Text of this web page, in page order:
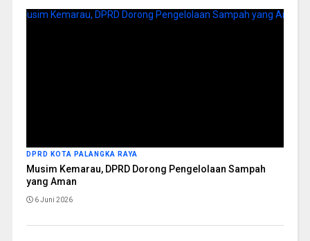
DPRD KOTA PALANGKA RAYA
Musim Kemarau, DPRD Dorong Pengelolaan Sampah
yang Aman
6 Juni 2026